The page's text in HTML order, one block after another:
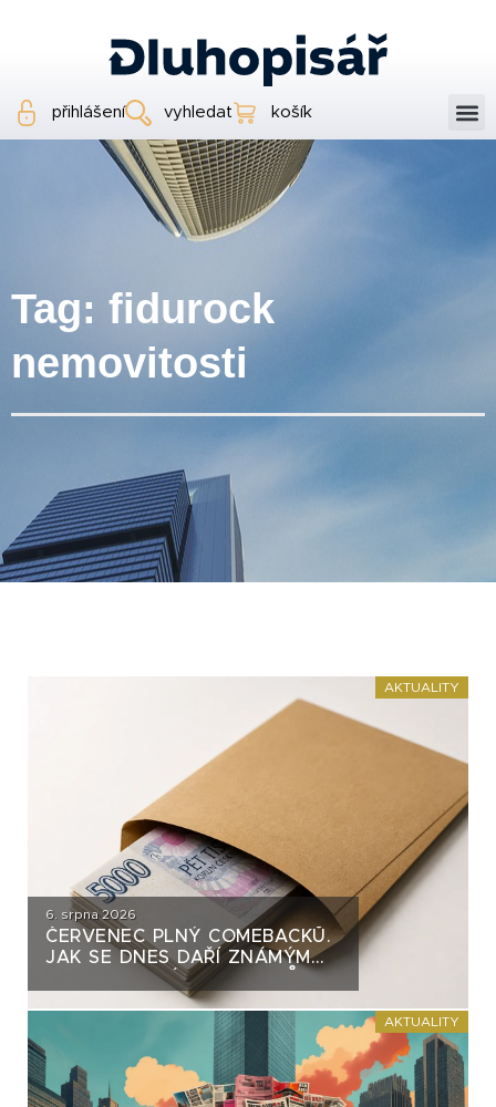
přihlášení vyhledat košík
Tag: fidurock
nemovitosti
AKTUALITY
6. srpna 2026
ČERVENEC PLNÝ COMEBACKŮ.
JAK SE DNES DAŘÍ ZNÁMÝM
DLUHOPISOVÝM EMITENTŮM?
AKTUALITY